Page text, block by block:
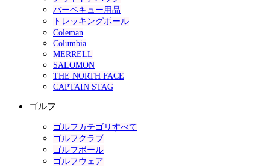
バーベキュー用品
トレッキングポール
Coleman
Columbia
MERRELL
SALOMON
THE NORTH FACE
CAPTAIN STAG
ゴルフ
ゴルフカテゴリすべて
ゴルフクラブ
ゴルフボール
ゴルフウェア